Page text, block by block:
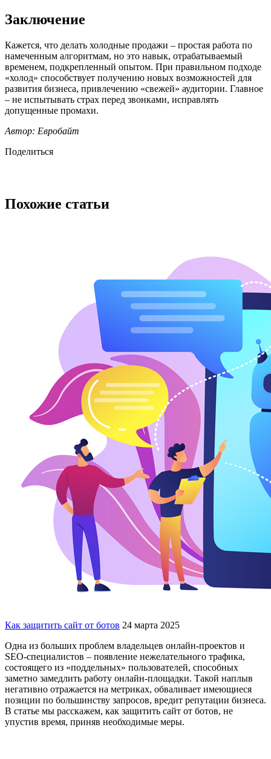
Заключение
Кажется, что делать холодные продажи – простая работа по
намеченным алгоритмам, но это навык, отрабатываемый
временем, подкрепленный опытом. При правильном подходе
«холод» способствует получению новых возможностей для
развития бизнеса, привлечению «свежей» аудитории. Главное
– не испытывать страх перед звонками, исправлять
допущенные промахи.
Автор: Евробайт
Поделиться
Похожие статьи
Как защитить сайт от ботов 24 марта 2025
Одна из больших проблем владельцев онлайн-проектов и
SEO-специалистов – появление нежелательного трафика,
состоящего из «поддельных» пользователей, способных
заметно замедлить работу онлайн-площадки. Такой наплыв
негативно отражается на метриках, обваливает имеющиеся
позиции по большинству запросов, вредит репутации бизнеса.
В статье мы расскажем, как защитить сайт от ботов, не
упустив время, приняв необходимые меры.